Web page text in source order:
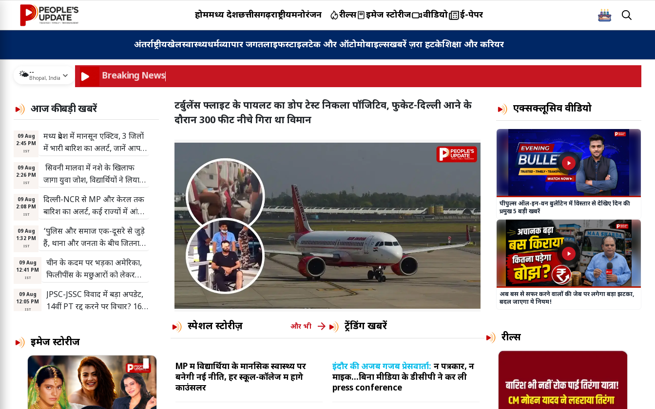
होममध्य प्रदेशछत्तीसगढ़राष्ट्रीयमनोरंजन रील्स इमेज स्टोरीज वीडियो ई-पेपर
अंतर्राष्ट्रीयखेलस्वास्थ्यधर्मव्यापार जगतलाइफस्टाइलटेक और ऑटोमोबाइल्सखबरें ज़रा हटकेशिक्षा और करियर
🌤️--
Bhopal, India Breaking News
टर्बुलेंस फ्लाइट के पायलट का डोप टेस्ट निकला पॉजिटिव, फुकेट-दिल्ली आने के
दौरान 300 फीट नीचे गिरा था विमान
एक्सक्लूसिव वीडियो
पीपुल्स ऑल-इन-वन बुलेटिन में विस्तार से देखिए दिन की
प्रमुख 5 बड़ी खबरें
अब बस से सफर करने वालों की जेब पर लगेगा बड़ा झटका,
बदल जाएगा ये नियम!
आज की बड़ी खबरें
09 Aug
2:45 PM
IST
मध्य प्रदेश में मानसून एक्टिव, 3 जिलों
में भारी बारिश का अलर्ट, जानें आपके
जिले में कैसा रहेगा मौसम
09 Aug
2:26 PM
IST
सिवनी मालवा में नशे के खिलाफ
जागा युवा जोश, विद्यार्थियों ने लिया
नशामुक्त जीवन का संकल्प
09 Aug
2:08 PM
IST
दिल्ली-NCR से MP और केरल तक
बारिश का अलर्ट, कई राज्यों में आंधी-
तूफान और तेज हवाओं की चेतावनी
09 Aug
1:32 PM
IST
‘पुलिस और समाज एक-दूसरे से जुड़े
हैं, थाना और जनता के बीच जितना
मजबूत भरोसा होगा, अपराध से लड़ना
उतना ही आसान होगा’
09 Aug
12:41 PM
IST
चीन के कदम पर भड़का अमेरिका,
फिलीपींस के मछुआरों को लेकर
09 Aug
12:05 PM
IST
JPSC-JSSC विवाद में बड़ा अपडेट,
14वीं PT रद्द करने पर विचार? 16वें
IST
कारोबार!12 इंजन बरामद
09 Aug
11:06 AM
IST
SBI Clerk भर्ती में फाइनल ईयर
वालों को भी मौका, 27 अगस्त तक
आवेदन; जानें पूरी शर्तें
09 Aug
10:12 AM
IST
भोपाल में तेज बारिश के बीच निकली
तिरंगा यात्रा, बुलेट से पहुंचे CM
इमेज स्टोरीज
स्पेशल स्टोरीज़ और भी
MP में विद्यार्थियों के मानसिक स्वास्थ्य पर
बनेगी नई नीति, हर स्कूल-कॉलेज में होंगे
काउंसलर
ट्रेंडिंग खबरें
इंदौर की अजब गजब प्रेसवार्ता: न पत्रकार, न
माइक...बिना मीडिया के डीसीपी ने कर ली
press conference
रील्स